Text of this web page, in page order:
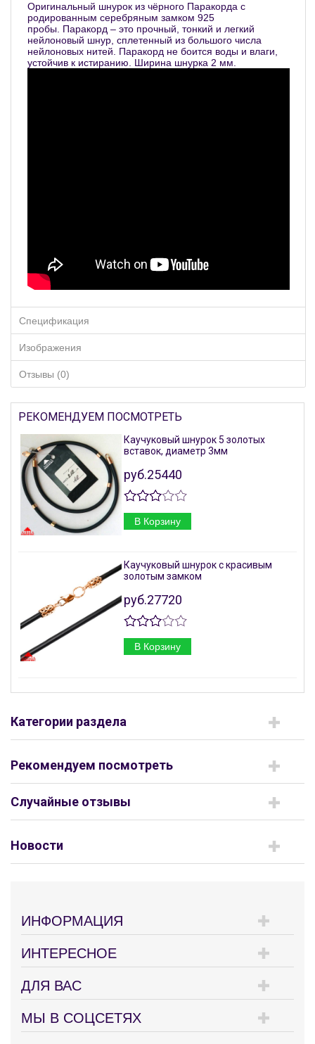
Оригинальный шнурок из чёрного Паракорда с
родированным серебряным замком 925
пробы. Паракорд – это прочный, тонкий и легкий
нейлоновый шнур, сплетенный из большого числа
нейлоновых нитей. Паракорд не боится воды и влаги,
устойчив к истиранию. Ширина шнурка 2 мм.
Спецификация
Изображения
Отзывы (0)
РЕКОМЕНДУЕМ ПОСМОТРЕТЬ
Каучуковый шнурок 5 золотых
вставок, диаметр 3мм
руб.25440
В Корзину
Каучуковый шнурок с красивым
золотым замком
руб.27720
В Корзину
Категории раздела
Рекомендуем посмотреть
Случайные отзывы
Новости
ИНФОРМАЦИЯ
ИНТЕРЕСНОЕ
ДЛЯ ВАС
МЫ В СОЦСЕТЯХ